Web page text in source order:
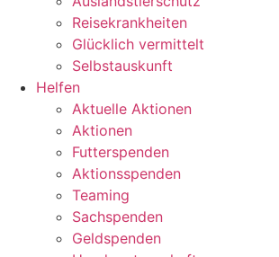
Reisekrankheiten
Glücklich vermittelt
Selbstauskunft
Helfen
Aktuelle Aktionen
Aktionen
Futterspenden
Aktionsspenden
Teaming
Sachspenden
Geldspenden